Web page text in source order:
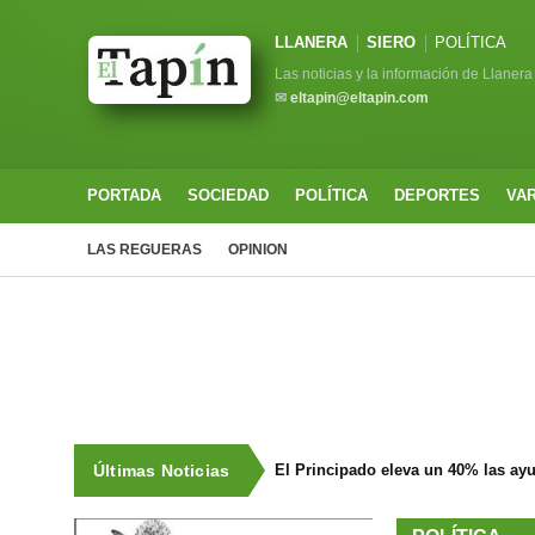
LLANERA SIERO POLÍTICA
Las noticias y la información de Llanera
✉ eltapin@eltapin.com
PORTADA SOCIEDAD POLÍTICA DEPORTES
LAS REGUERAS OPINION
Últimas Noticias El Principado eleva un 40% las